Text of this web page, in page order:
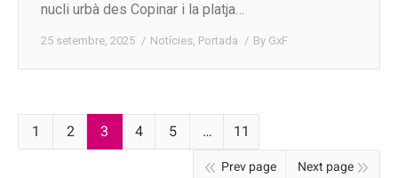
nucli urbà des Copinar i la platja…
25 setembre, 2025 Notícies, Portada By GxF
1 2 3 4 5 … 11
Prev page Next page